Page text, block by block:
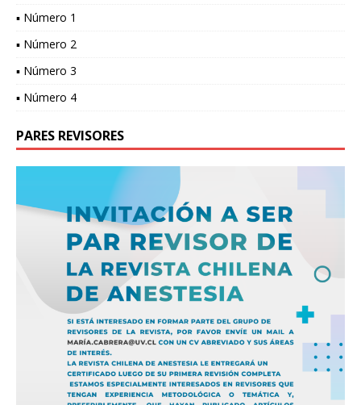
▪ Número 1
▪ Número 2
▪ Número 3
▪ Número 4
PARES REVISORES